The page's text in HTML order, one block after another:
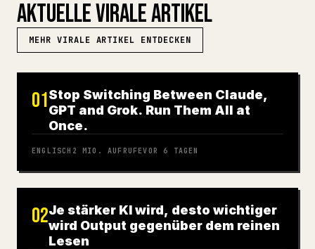
AKTUELLE VIRALE ARTIKEL
MEHR VIRALE ARTIKEL ENTDECKEN
01Stop Switching Between Claude,
GPT and Grok. Run Them All at
Once.
ENGLISCH 2 MIO. AUFRUFEVOR 6 TAGEN
02Je stärker KI wird, desto wichtiger
wird Output gegenüber dem reinen
Lesen